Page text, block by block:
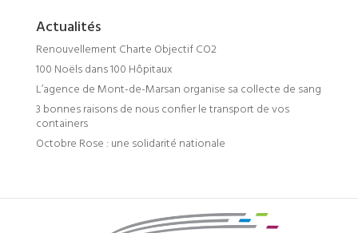
Actualités
Renouvellement Charte Objectif CO2
100 Noëls dans 100 Hôpitaux
L’agence de Mont-de-Marsan organise sa collecte de sang
3 bonnes raisons de nous confier le transport de vos
containers
Octobre Rose : une solidarité nationale